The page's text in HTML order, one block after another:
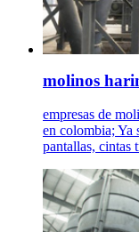
molinos
empresas de
en colombia; Ya
pantallas, cintas